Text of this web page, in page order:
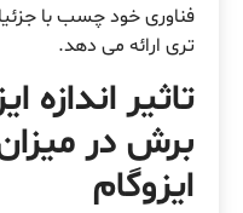
فناوری خود چسب با
تری ارائه می دهد.
تاثیر اندازه
برش در
ایزوگام